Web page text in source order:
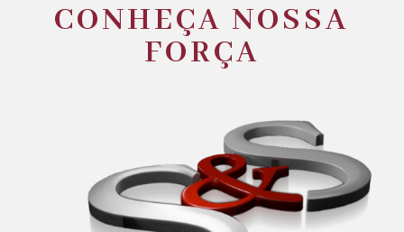
CONHEÇA NOSSA
FORÇA